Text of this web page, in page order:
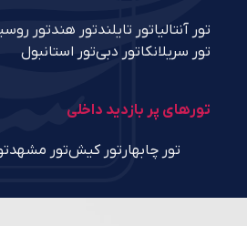
تور آنتالیاتور تایلندتور هندتور
تور سریلانکاتور دبیتور استانبول
تورهای پر بازدید داخلی
تور چابهار تور کیشتور مشهد